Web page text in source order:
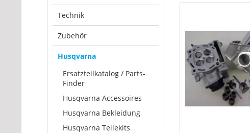
Technik
Zubehör
Husqvarna
Ersatzteilkatalog / Parts-
Finder
Husqvarna Accessoires
Husqvarna Bekleidung
Husqvarna Teilekits